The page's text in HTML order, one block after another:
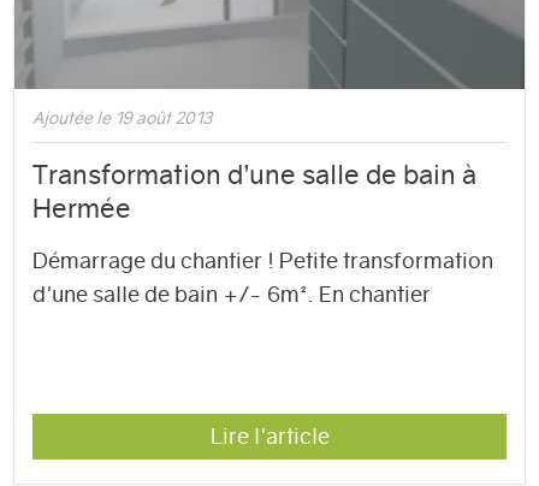
Ajoutée le 19 août 2013
Transformation d’une salle de bain à
Hermée
Démarrage du chantier ! Petite transformation
d'une salle de bain +/- 6m². En chantier
Lire l'article